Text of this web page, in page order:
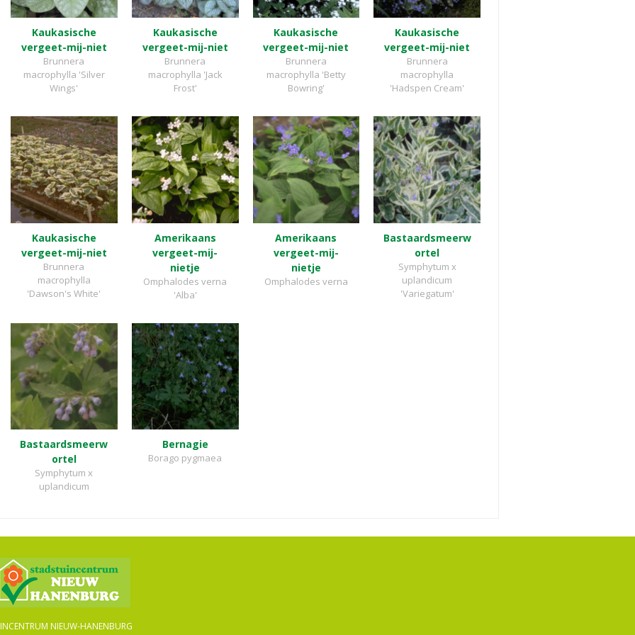
Kaukasische
vergeet-mij-niet
Brunnera
macrophylla 'Silver
Wings'
Kaukasische
vergeet-mij-niet
Brunnera
macrophylla 'Jack
Frost'
Kaukasische
vergeet-mij-niet
Brunnera
macrophylla 'Betty
Bowring'
Kaukasische
vergeet-mij-niet
Brunnera
macrophylla
'Hadspen Cream'
Kaukasische
vergeet-mij-niet
Brunnera
macrophylla
'Dawson's White'
Amerikaans
vergeet-mij-
nietje
Omphalodes verna
'Alba'
Amerikaans
vergeet-mij-
nietje
Omphalodes verna
Bastaardsmeerw
ortel
Symphytum x
uplandicum
'Variegatum'
Bastaardsmeerw
ortel
Symphytum x
uplandicum
Bernagie
Borago pygmaea
NIEUW-HANENBURG